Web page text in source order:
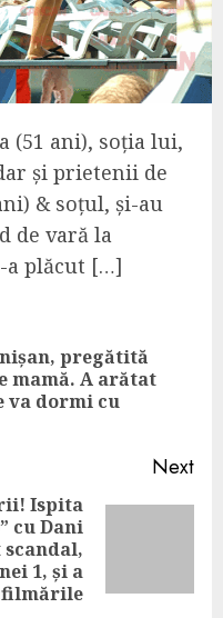
(51 ani), soția lui,
și prietenii de
& soțul, și-au
de vară la
a plăcut […]
pregătită
mamă. A arătat
va dormi cu
Next
Ispita
cu Dani
1, și a
filmările